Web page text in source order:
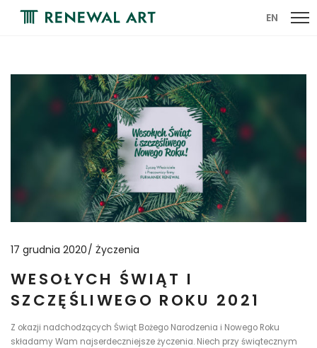
EN
17 grudnia 2020 Życzenia
WESOŁYCH ŚWIĄT I
SZCZĘŚLIWEGO ROKU 2021
Z okazji nadchodzących Świąt Bożego Narodzenia i Nowego Roku
składamy Wam najserdeczniejsze życzenia. Niech przy świątecznym